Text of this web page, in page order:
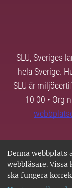
Denna webbplats
webbläsare.
ska fungera
SLU, Sveriges
hela Sverige.
SLU är
10 00 • Org